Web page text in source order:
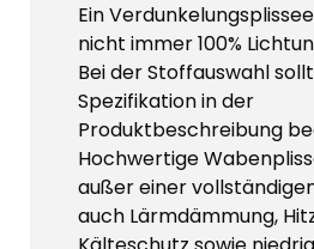
Ein
nicht immer 100%
Bei der Stoffauswahl
Spezifikation in der
Produktbeschreibung
Hochwertige
außer einer
auch Lärmdämmung,